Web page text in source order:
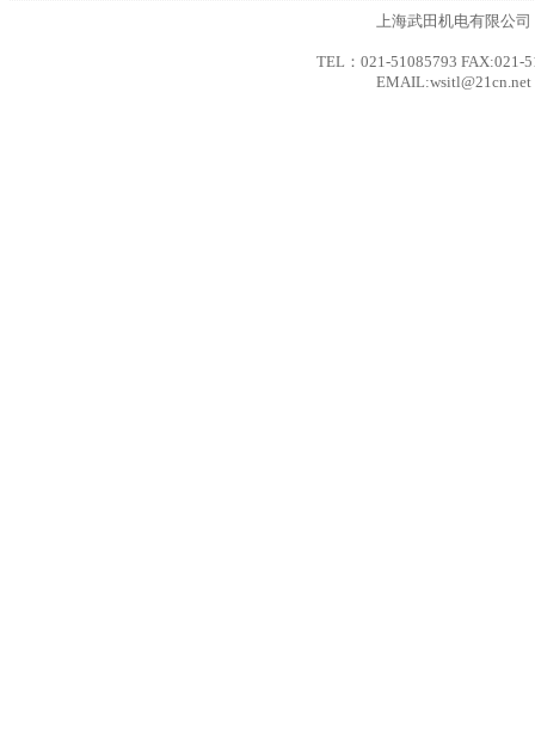
上海武田机电有限公司
TEL：021-51085793 FAX:021-
EMAIL:wsitl@21cn.net